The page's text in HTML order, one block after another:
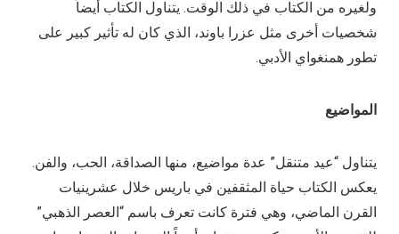
ولغيره من الكتاب في ذلك الوقت. يتناول الكتاب أيضاً
شخصيات أخرى مثل عزرا باوند، الذي كان له تأثير كبير على
تطور همنغواي الأدبي.
المواضيع
يتناول “عيد متنقل” عدة مواضيع، منها الصداقة، الحب، والفن.
يعكس الكتاب حياة المثقفين في باريس خلال عشرينيات
القرن الماضي، وهي فترة كانت تعرف باسم “العصر الذهبي”